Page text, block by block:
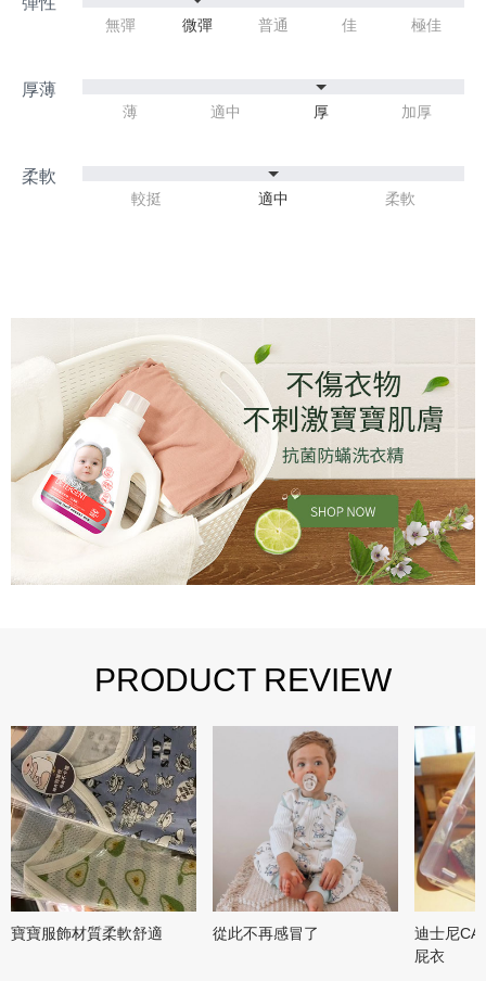
無彈 微彈 普通 佳 極佳
薄 適中 厚 加厚
較挺 適中 柔軟
PRODUCT REVIEW
寶寶服飾材質柔軟舒適 從此不再感冒了
迪士尼
屁衣